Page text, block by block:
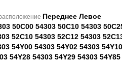
Переднее Левое
50C00 54303 50C10 54303
52C10 54303 52C12 54303
54Y00 54303 54Y02 54303
54Y28 54303 54Y29 54303